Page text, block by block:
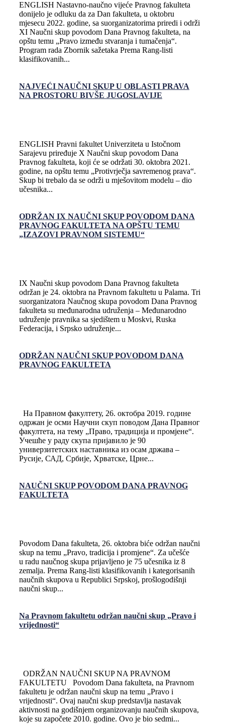
ENGLISH Nastavno-naučno vijeće Pravnog fakulteta
donijelo je odluku da za Dan fakulteta, u oktobru
mjesecu 2022. godine, sa suorganizatorima priredi i održi
XI Naučni skup povodom Dana Pravnog fakulteta, na
opštu temu „Pravo između stvaranja i tumačenja“.
Program rada Zbornik sažetaka Prema Rang-listi
klasifikovanih...
NAJVEĆI NAUČNI SKUP U OBLASTI PRAVA
NA PROSTORU BIVŠE JUGOSLAVIJE
ENGLISH Pravni fakultet Univerziteta u Istočnom
Sarajevu priređuje X Naučni skup povodom Dana
Pravnog fakulteta, koji će se održati 30. oktobra 2021.
godine, na opštu temu „Protivrječja savremenog prava“.
Skup bi trebalo da se održi u mješovitom modelu – dio
učesnika...
ODRŽAN IX NAUČNI SKUP POVODOM DANA
PRAVNOG FAKULTETA NA OPŠTU TEMU
„IZAZOVI PRAVNOM SISTEMU“
IX Naučni skup povodom Dana Pravnog fakulteta
održan je 24. oktobra na Pravnom fakultetu u Palama. Tri
suorganizatora Naučnog skupa povodom Dana Pravnog
fakulteta su međunarodna udruženja – Međunarodno
udruženje pravnika sa sjedištem u Moskvi, Ruska
Federacija, i Srpsko udruženje...
ODRŽAN NAUČNI SKUP POVODOM DANA
PRAVNOG FAKULTETA
На Правном факултету, 26. октобра 2019. године
одржан је осми Научни скуп поводом Дана Правног
факултета, на тему „Право, традиција и промјене“.
Учешће у раду скупа пријавило је 90
универзитетских наставника из осам држава –
Русије, САД, Србије, Хрватске, Црне...
NAUČNI SKUP POVODOM DANA PRAVNOG
FAKULTETA
Povodom Dana fakulteta, 26. oktobra biće održan naučni
skup na temu „Pravo, tradicija i promjene“. Za učešće
u radu naučnog skupa prijavljeno je 75 učesnika iz 8
zemalja. Prema Rang-listi klasifikovanih i kategorisanih
naučnih skupova u Republici Srpskoj, prošlogodišnji
naučni skup...
Na Pravnom fakultetu održan naučni skup „Pravo i
vrijednosti“
ODRŽAN NAUČNI SKUP NA PRAVNOM
FAKULTETU Povodom Dana fakulteta, na Pravnom
fakultetu je održan naučni skup na temu „Pravo i
vrijednosti“. Ovaj naučni skup predstavlja nastavak
aktivnosti na godišnjem organizovanju naučnih skupova,
koje su započete 2010. godine. Ovo je bio sedmi...